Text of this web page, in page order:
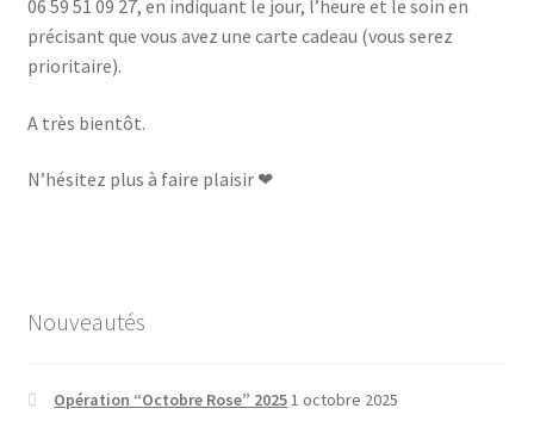
06 59 51 09 27, en indiquant le jour, l’heure et le soin en
précisant que vous avez une carte cadeau (vous serez
prioritaire).
A très bientôt.
N’hésitez plus à faire plaisir ❤
Nouveautés
Opération “Octobre Rose” 20251 octobre 2025